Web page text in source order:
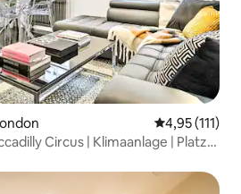
4,95 (111)
Circus | Klimaanlage | Platz